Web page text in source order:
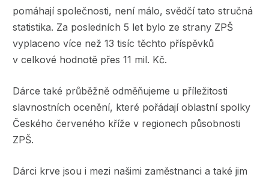
pomáhají společnosti, není málo, svědčí tato stručná
statistika. Za posledních 5 let bylo ze strany ZPŠ
vyplaceno více než 13 tisíc těchto příspěvků
v celkové hodnotě přes 11 mil. Kč.
Dárce také průběžně odměňujeme u příležitosti
slavnostních ocenění, které pořádají oblastní spolky
Českého červeného kříže v regionech působnosti
ZPŠ.
Dárci krve jsou i mezi našimi zaměstnanci a také jim